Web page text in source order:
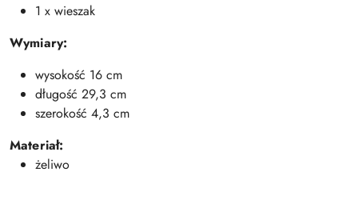
1 x wieszak
Wymiary:
wysokość 16 cm
długość 29,3 cm
szerokość 4,3 cm
Materiał:
żeliwo